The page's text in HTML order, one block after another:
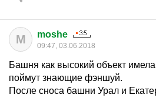
M moshe
09:47, 03.06.2018
Башня как высокий объект
поймут знающие фэншуй.
После сноса башни Урал и